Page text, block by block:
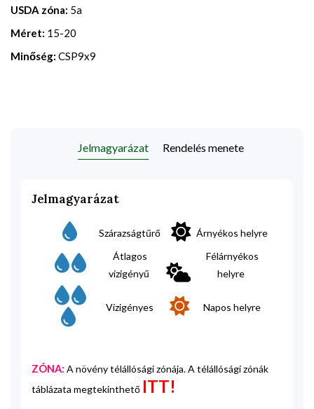
USDA zóna: 5a
Méret: 15-20
Minőség: CSP9x9
Jelmagyarázat Rendelés menete
Jelmagyarázat
Szárazságtűrő
Árnyékos helyre
Átlagos
vízigényű
Félárnyékos
helyre
Vízigényes Napos helyre
ZÓNA: A növény télállósági zónája. A télállósági zónák
táblázata megtekinthető ITT!